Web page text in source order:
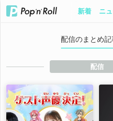
新着 ニ
配信のまとめ
配信